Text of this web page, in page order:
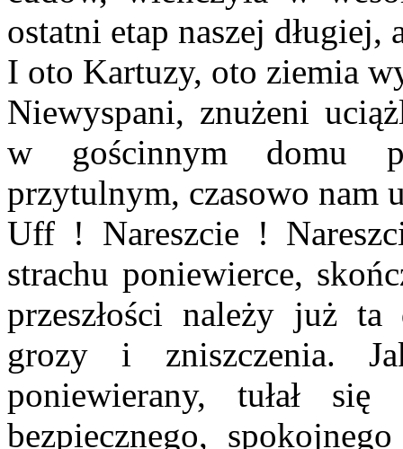
ostatni etap naszej
I oto Kartuzy, oto ziemia
Niewyspani, znużeni
w gościnnym domu
przytulnym, czasowo nam
Uff ! Nareszcie !
strachu poniewierce,
przeszłości należy już ta
grozy i zniszczenia.
poniewierany, tułał
bezpiecznego,